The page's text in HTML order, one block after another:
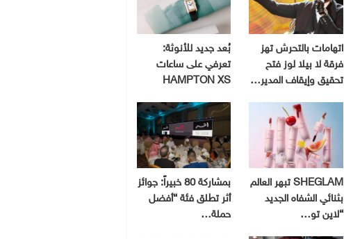
اتهامات بالتحرش تهز
فرقة لا بيلا لوز فتح
تحقيق وإيقاف المدير…
بُعد جديد للأنوثة:
تعرفي على ساعات
HAMPTON XS
SHEGLAM تبهر العالم
بثنائي الشفاه الجديد
“لاين تو…
بمشاركة 80 خبيراً: جوائز
أثر تطلق فئة “أفضل
حملة…